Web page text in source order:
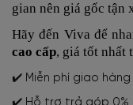
gian nên giá gốc tận
Hãy đến Viva để
cao cấp, giá tốt nhất
✔️ Miễn phí giao
✔️ Hỗ trợ trả góp 0%